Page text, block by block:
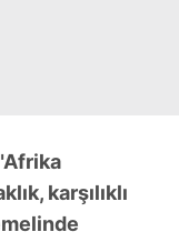
karşılıklı